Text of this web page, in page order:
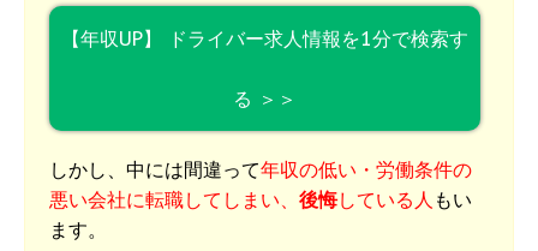
【年収UP】 ドライバー求人情報を1分で検索す
る ＞＞
しかし、中には間違って年収の低い・労働条件の
悪い会社に転職してしまい、 後悔している人 もい
ます。